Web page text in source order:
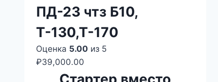
ПД-23 чтз Б10,
Т-130,Т-170
Оценка 5.00 из 5
₽39,000.00